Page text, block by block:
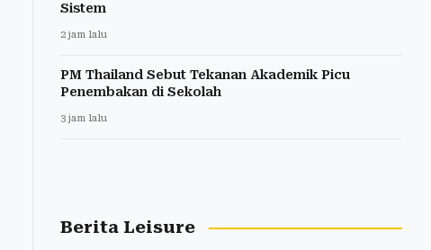
Sistem
2 jam lalu
PM Thailand Sebut Tekanan Akademik Picu
Penembakan di Sekolah
3 jam lalu
Berita Leisure